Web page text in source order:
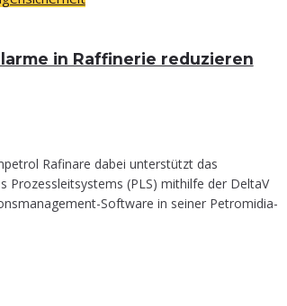
in Raf­fi­ne­rie reduzieren
Rafinare dabei unterstützt das
Prozessleitsystems (PLS) mithilfe der DeltaV
Software in seiner Petromidia-